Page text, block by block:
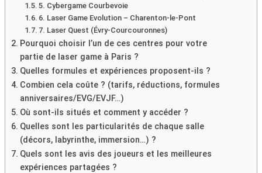
5. Cybergame Courbevoie
6. Laser Game Evolution – Charenton-le-Pont
7. Laser Quest (Évry-Courcouronnes)
Pourquoi choisir l’un de ces centres pour votre
partie de laser game à Paris ?
Quelles formules et expériences proposent-ils ?
Combien cela coûte ? (tarifs, réductions, formules
anniversaires/EVG/EVJF…)
Où sont-ils situés et comment y accéder ?
Quelles sont les particularités de chaque salle
(décors, labyrinthe, immersion…) ?
Quels sont les avis des joueurs et les meilleures
expériences partagées ?